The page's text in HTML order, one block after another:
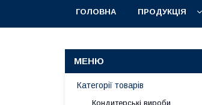
ГОЛОВНА ПРОДУКЦІЯ
Категорії товарів
Кондитерські вироби